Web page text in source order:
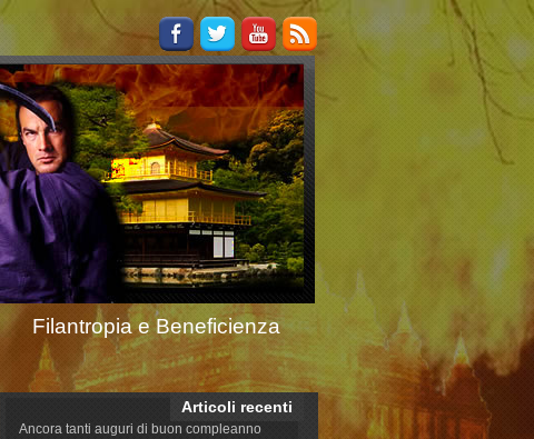
Filantropia e Beneficienza
Articoli recenti
Ancora tanti auguri di buon compleanno